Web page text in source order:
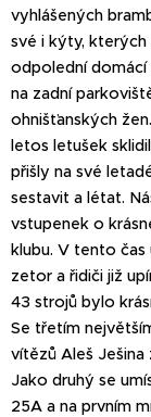
vyhlášených
své i kýty,
odpolední domácí
na zadní
ohnišťanských
letos letušek
přišly na své
sestavit a létat.
vstupenek o
klubu. V tento
zetor a řidiči již
43 strojů bylo
Se třetím
vítězů Aleš Ješina
Jako druhý se
25A a na prvním